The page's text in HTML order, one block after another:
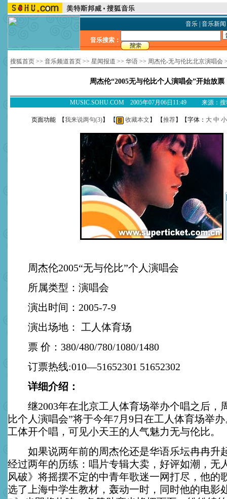
音乐| 音乐新闻
音乐搜索：
搜狐首页 >> 音乐频道首页 >> 星闻报道 >> 华语 >> 周杰伦-无与伦比北京演唱会
周杰伦“2005无与伦比个人演唱会”开始放票
MUSIC.SOHU.COM 2005年07月06日11:49 来源：搜
页面功能 【我来说两句(3)】 【 收藏本文 】 【推荐】【字体： 大 中 小
周杰伦2005“无与伦比”个人演唱会
所属类型：演唱会
演出时间：2005-7-9
演出场地： 工人体育场
票 价：380/480/780/1080/1480
订票热线:010—51652301 51652302
详细介绍：
继2003年在北京工人体育场举办个唱之后，
比个人演唱会”将于今年7月9日在工人体育场举
工体开个唱，可见小天王的人气魅力无与伦比。
如果说两年前的周杰伦还是华语乐坛冉冉升
经过两年的历练：唱片专辑大卖，好评如潮，无
风破》将摇摆不定的中青年歌迷一网打尽，他的
选了上海中学生教材，轰动一时，同时他的电影